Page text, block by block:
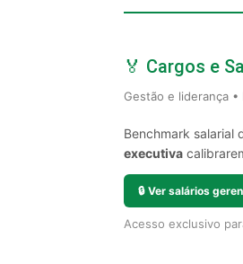
🏅 Cargos e
Gestão e liderança •
Benchmark salarial
executiva
🔒 Ver salários
Acesso exclusivo